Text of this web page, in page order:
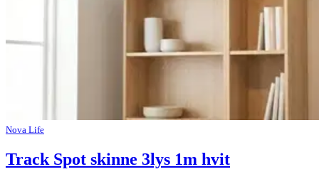
Nova Life
Track Spot skinne 3lys 1m hvit